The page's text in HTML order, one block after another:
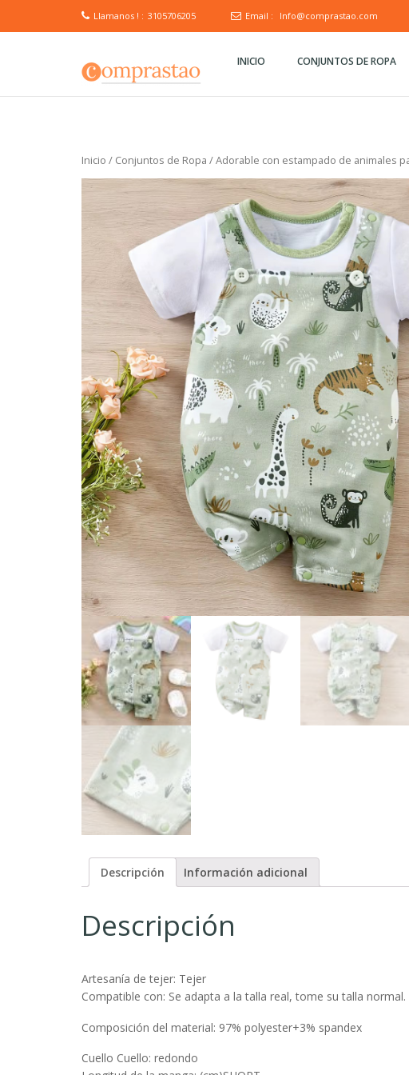
Llamanos ! : 3105706205 Email : Info@comprastao.com
INICIO CONJUNTOS DE ROPA
Inicio / Conjuntos de Ropa / Adorable con estampado de animales
Descripción Información adicional
Descripción
Artesanía de tejer: Tejer
Compatible con: Se adapta a la talla real, tome su talla normal.
Composición del material: 97% polyester+3% spandex
Cuello Cuello: redondo